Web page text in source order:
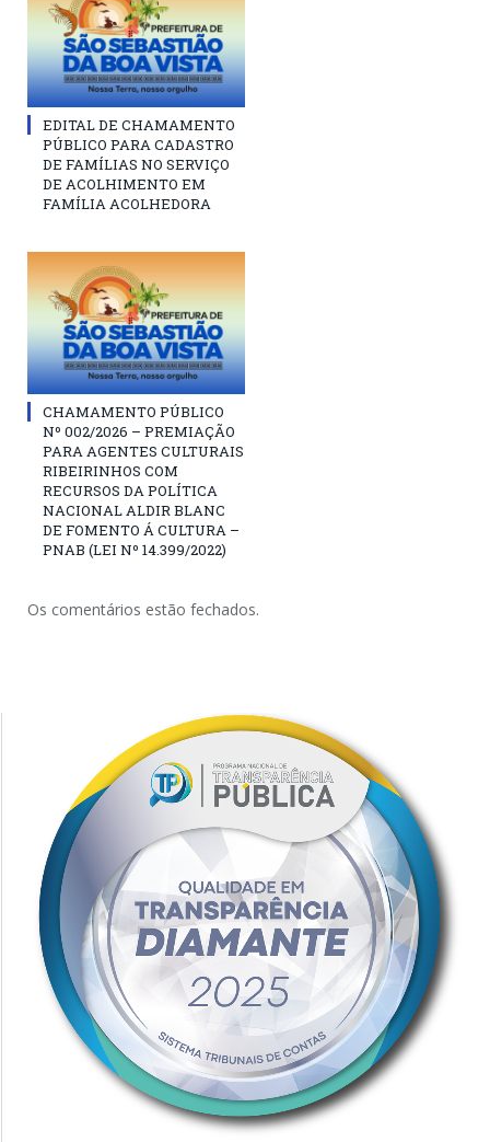
EDITAL DE CHAMAMENTO
PÚBLICO PARA CADASTRO
DE FAMÍLIAS NO SERVIÇO
DE ACOLHIMENTO EM
FAMÍLIA ACOLHEDORA
CHAMAMENTO PÚBLICO
Nº 002/2026 – PREMIAÇÃO
PARA AGENTES CULTURAIS
RIBEIRINHOS COM
RECURSOS DA POLÍTICA
NACIONAL ALDIR BLANC
DE FOMENTO Á CULTURA –
PNAB (LEI Nº 14.399/2022)
Os comentários estão fechados.